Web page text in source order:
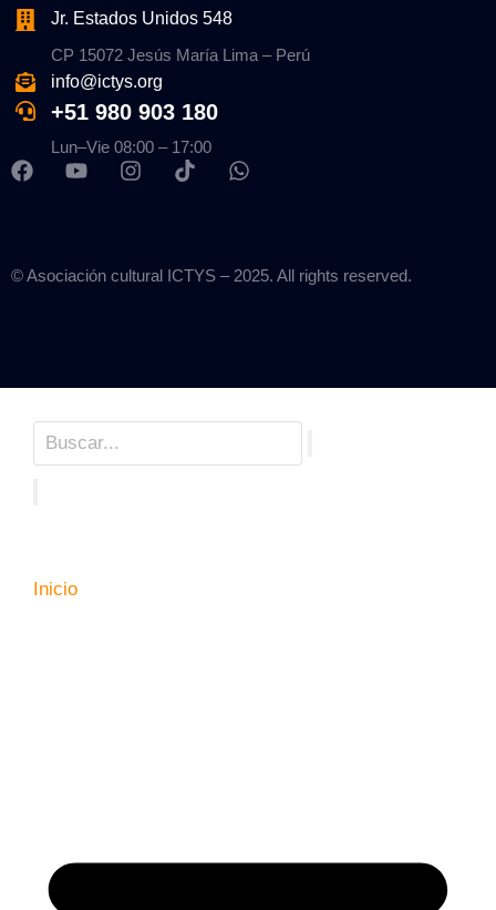
Jr. Estados Unidos 548
CP 15072 Jesús María Lima – Perú
info@ictys.org
+51 980 903 180
Lun–Vie 08:00 – 17:00
© Asociación cultural ICTYS – 2025. All rights reserved.
Inicio